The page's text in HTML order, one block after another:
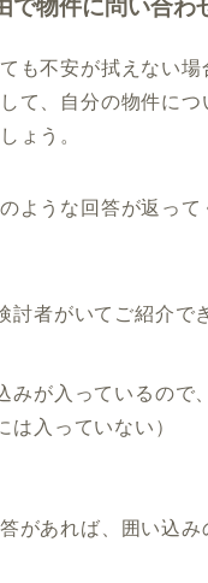
物件に問い合わ
不安が拭えない場
て、自分の物件につ
ょう。
ような回答が返っ
討者がいてご紹介で
みが入っているので
は入っていない）
があれば、囲い込み